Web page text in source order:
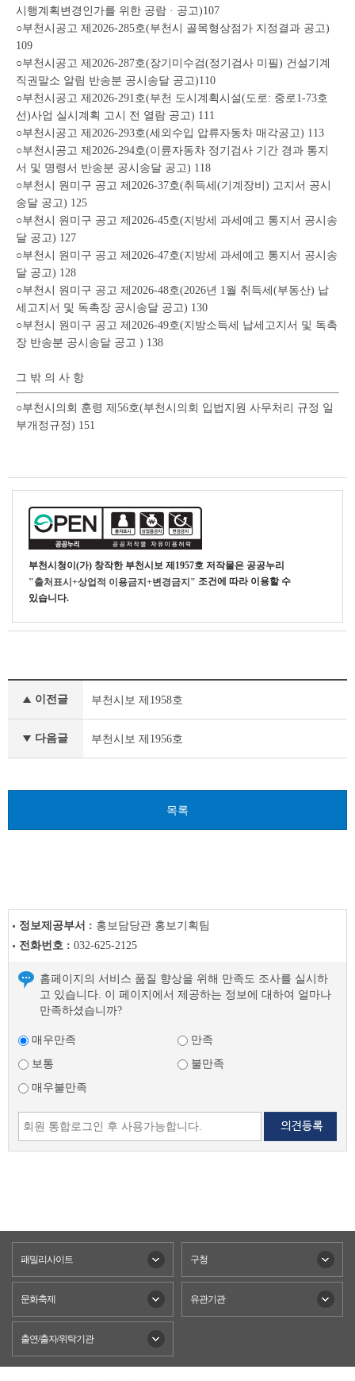
시행계획변경인가를 위한 공람 · 공고)107
○부천시공고 제2026-285호(부천시 골목형상점가 지정결과 공고)
109
○부천시공고 제2026-287호(장기미수검(정기검사 미필) 건설기계
직권말소 알림 반송분 공시송달 공고)110
○부천시공고 제2026-291호(부천 도시계획시설(도로: 중로1-73호
선)사업 실시계획 고시 전 열람 공고) 111
○부천시공고 제2026-293호(세외수입 압류자동차 매각공고) 113
○부천시공고 제2026-294호(이륜자동차 정기검사 기간 경과 통지
서 및 명령서 반송분 공시송달 공고) 118
○부천시 원미구 공고 제2026-37호(취득세(기계장비) 고지서 공시
송달 공고) 125
○부천시 원미구 공고 제2026-45호(지방세 과세예고 통지서 공시송
달 공고) 127
○부천시 원미구 공고 제2026-47호(지방세 과세예고 통지서 공시송
달 공고) 128
○부천시 원미구 공고 제2026-48호(2026년 1월 취득세(부동산) 납
세고지서 및 독촉장 공시송달 공고) 130
○부천시 원미구 공고 제2026-49호(지방소득세 납세고지서 및 독촉
장 반송분 공시송달 공고 ) 138
그 밖 의 사 항
○부천시의회 훈령 제56호(부천시의회 입법지원 사무처리 규정 일
부개정규정) 151
부천시청이(가) 창작한 부천시보 제1957호 저작물은 공공누리
"출처표시+상업적 이용금지+변경금지" 조건에 따라 이용할 수
있습니다.
시
글
이전글 부천시보 제1958호
다음글 부천시보 제1956호
목록
정보제공부서 : 홍보담당관 홍보기획팀
전화번호 : 032-625-2125
홈페이지의 서비스 품질 향상을 위해 만족도 조사를 실시하
고 있습니다. 이 페이지에서 제공하는 정보에 대하여 얼마나
만족하셨습니까?
매우만족
만족
보통
불만족
매우불만족
패밀리사이트 구청
문화축제 유관기관
출연/출자/위탁기관